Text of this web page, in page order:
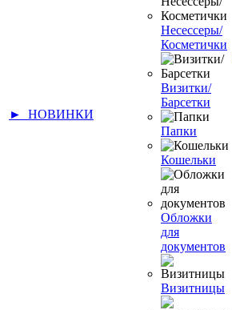
► НОВИНКИ
Несессеры/
Косметички
Визитки/
Барсетки
Папки
Кошельки
Обложки
для
документов
Визитницы